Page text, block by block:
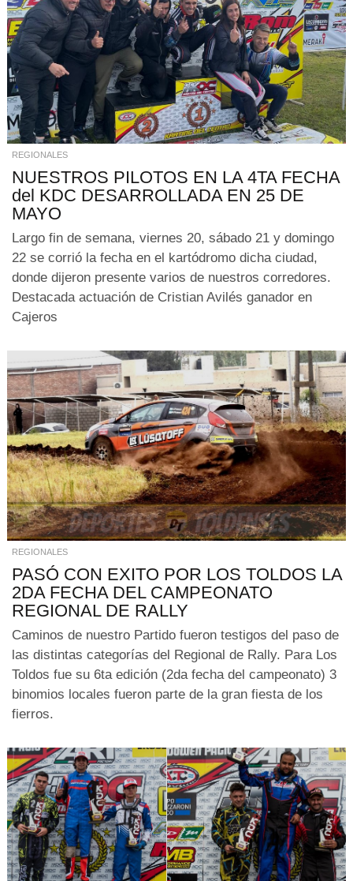
REGIONALES
NUESTROS PILOTOS EN LA 4TA FECHA
del KDC DESARROLLADA EN 25 DE
MAYO
Largo fin de semana, viernes 20, sábado 21 y domingo
22 se corrió la fecha en el kartódromo dicha ciudad,
donde dijeron presente varios de nuestros corredores.
Destacada actuación de Cristian Avilés ganador en
Cajeros
REGIONALES
PASÓ CON EXITO POR LOS TOLDOS LA
2DA FECHA DEL CAMPEONATO
REGIONAL DE RALLY
Caminos de nuestro Partido fueron testigos del paso de
las distintas categorías del Regional de Rally. Para Los
Toldos fue su 6ta edición (2da fecha del campeonato) 3
binomios locales fueron parte de la gran fiesta de los
fierros.